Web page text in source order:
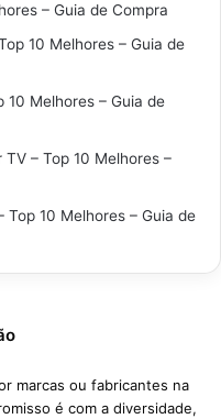
– Guia de Compra
10 Melhores – Guia de
10 Melhores – Guia de
– Top 10 Melhores –
10 Melhores – Guia de
marcas ou fabricantes na
é com a diversidade,